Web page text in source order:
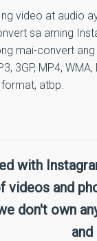
video at audio
sa aming
mai-convert
3GP, MP4, WMA,
format, atbp.
with
videos and
don't own